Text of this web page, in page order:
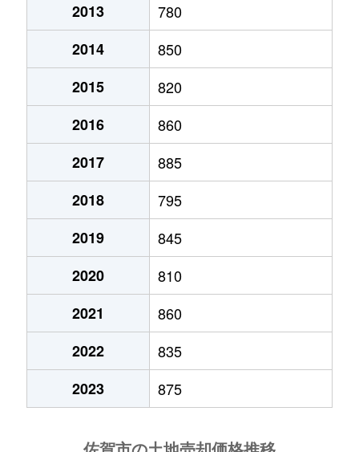
金立町 250万円
金立町
170万円
金立町
1,400万円
金立町
290万円
金立町
130万円
金立町
190万円
金立町
910万円
久保泉町
250万円
久保泉町
710万円
久保泉町
770万円
久保泉町
1,600万円
久保泉町
200万円
佐賀
2013
780
2014
850
2015
820
2016
860
2017
885
2018
795
2019
845
2020
810
2021
860
2022
835
2023
875